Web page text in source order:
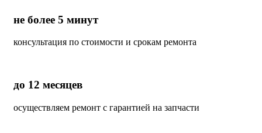
не более 5 минут
консультация по стоимости и срокам ремонта
до 12 месяцев
осуществляем ремонт с гарантией на запчасти